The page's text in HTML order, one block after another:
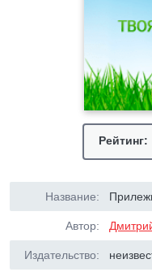
Рейтинг:
Название:
Автор:
Издательство: